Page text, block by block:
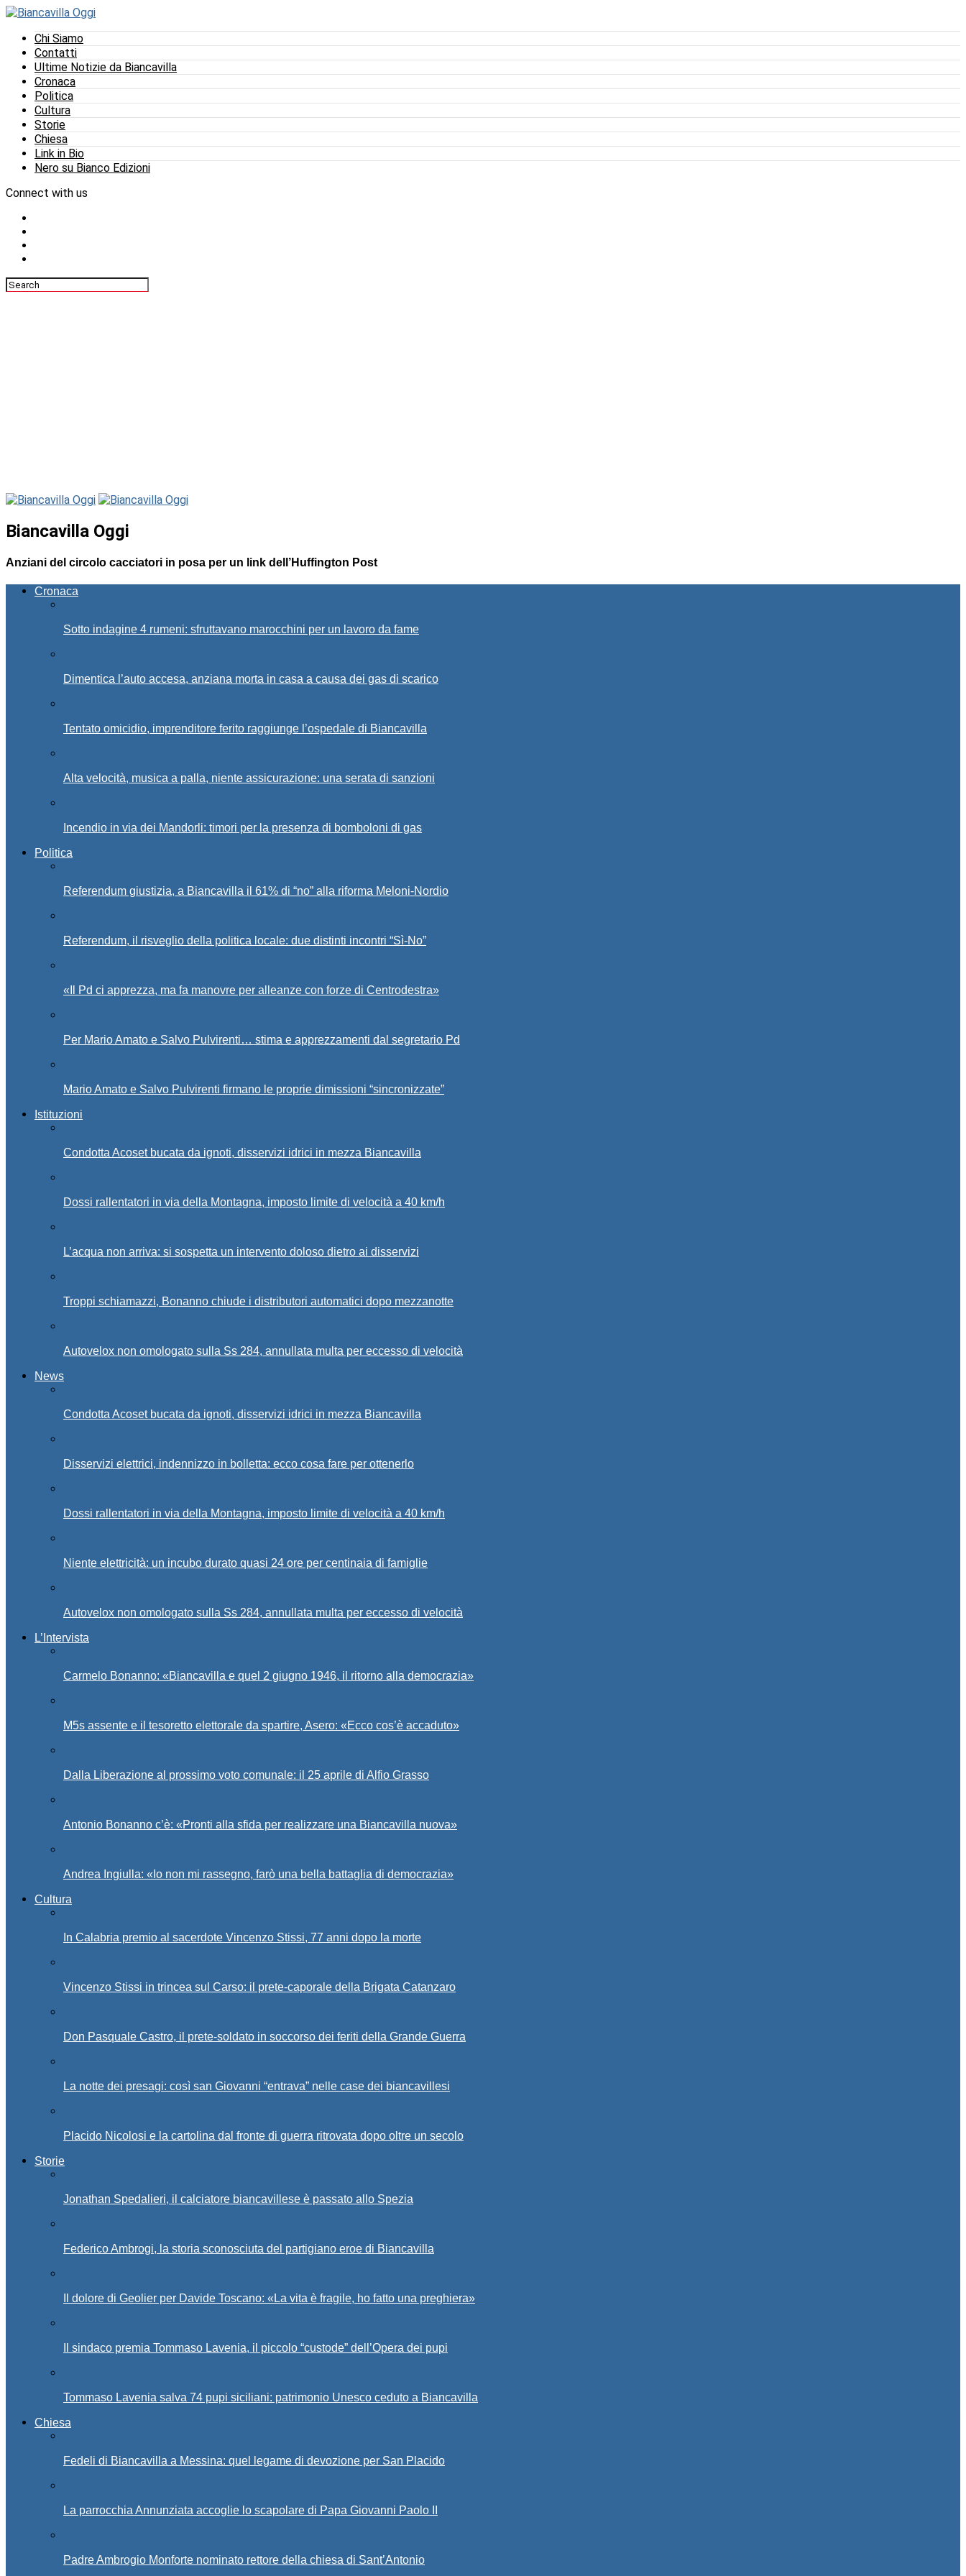
Chi Siamo
Contatti
Ultime Notizie da Biancavilla
Cronaca
Politica
Cultura
Storie
Chiesa
Link in Bio
Nero su Bianco Edizioni
Connect with us
Biancavilla Oggi
Anziani del circolo cacciatori in posa per un link dell’Huffington Post
Cronaca
Sotto indagine 4 rumeni: sfruttavano marocchini per un lavoro da fame
Dimentica l’auto accesa, anziana morta in casa a causa dei gas di scarico
Tentato omicidio, imprenditore ferito raggiunge l’ospedale di Biancavilla
Alta velocità, musica a palla, niente assicurazione: una serata di sanzioni
Incendio in via dei Mandorli: timori per la presenza di bomboloni di gas
Politica
Referendum giustizia, a Biancavilla il 61% di “no” alla riforma Meloni-Nordio
Referendum, il risveglio della politica locale: due distinti incontri “Sì-No”
«Il Pd ci apprezza, ma fa manovre per alleanze con forze di Centrodestra»
Per Mario Amato e Salvo Pulvirenti… stima e apprezzamenti dal segretario Pd
Mario Amato e Salvo Pulvirenti firmano le proprie dimissioni “sincronizzate”
Istituzioni
Condotta Acoset bucata da ignoti, disservizi idrici in mezza Biancavilla
Dossi rallentatori in via della Montagna, imposto limite di velocità a 40 km/h
L’acqua non arriva: si sospetta un intervento doloso dietro ai disservizi
Troppi schiamazzi, Bonanno chiude i distributori automatici dopo mezzanotte
Autovelox non omologato sulla Ss 284, annullata multa per eccesso di velocità
News
Condotta Acoset bucata da ignoti, disservizi idrici in mezza Biancavilla
Disservizi elettrici, indennizzo in bolletta: ecco cosa fare per ottenerlo
Dossi rallentatori in via della Montagna, imposto limite di velocità a 40 km/h
Niente elettricità: un incubo durato quasi 24 ore per centinaia di famiglie
Autovelox non omologato sulla Ss 284, annullata multa per eccesso di velocità
L’Intervista
Carmelo Bonanno: «Biancavilla e quel 2 giugno 1946, il ritorno alla democrazia»
M5s assente e il tesoretto elettorale da spartire, Asero: «Ecco cos’è accaduto»
Dalla Liberazione al prossimo voto comunale: il 25 aprile di Alfio Grasso
Antonio Bonanno c’è: «Pronti alla sfida per realizzare una Biancavilla nuova»
Andrea Ingiulla: «Io non mi rassegno, farò una bella battaglia di democrazia»
Cultura
In Calabria premio al sacerdote Vincenzo Stissi, 77 anni dopo la morte
Vincenzo Stissi in trincea sul Carso: il prete-caporale della Brigata Catanzaro
Don Pasquale Castro, il prete-soldato in soccorso dei feriti della Grande Guerra
La notte dei presagi: così san Giovanni “entrava” nelle case dei biancavillesi
Placido Nicolosi e la cartolina dal fronte di guerra ritrovata dopo oltre un secolo
Storie
Jonathan Spedalieri, il calciatore biancavillese è passato allo Spezia
Federico Ambrogi, la storia sconosciuta del partigiano eroe di Biancavilla
Il dolore di Geolier per Davide Toscano: «La vita è fragile, ho fatto una preghiera»
Il sindaco premia Tommaso Lavenia, il piccolo “custode” dell’Opera dei pupi
Tommaso Lavenia salva 74 pupi siciliani: patrimonio Unesco ceduto a Biancavilla
Chiesa
Fedeli di Biancavilla a Messina: quel legame di devozione per San Placido
La parrocchia Annunziata accoglie lo scapolare di Papa Giovanni Paolo II
Padre Ambrogio Monforte nominato rettore della chiesa di Sant’Antonio